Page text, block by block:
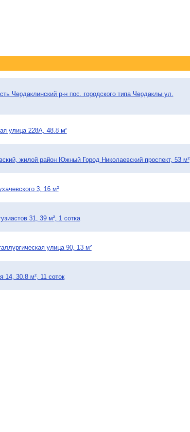
Чердаклинский р-н пос. городского типа Чердаклы ул.
улица 228А, 48.8 м²
жилой район Южный Город Николаевский проспект, 53 м²
3, 16 м²
31, 39 м², 1 сотка
улица 90, 13 м²
30.8 м², 11 соток